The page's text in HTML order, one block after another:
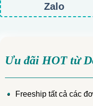
Zalo
Ưu đãi HOT từ
Freeship tất cả các